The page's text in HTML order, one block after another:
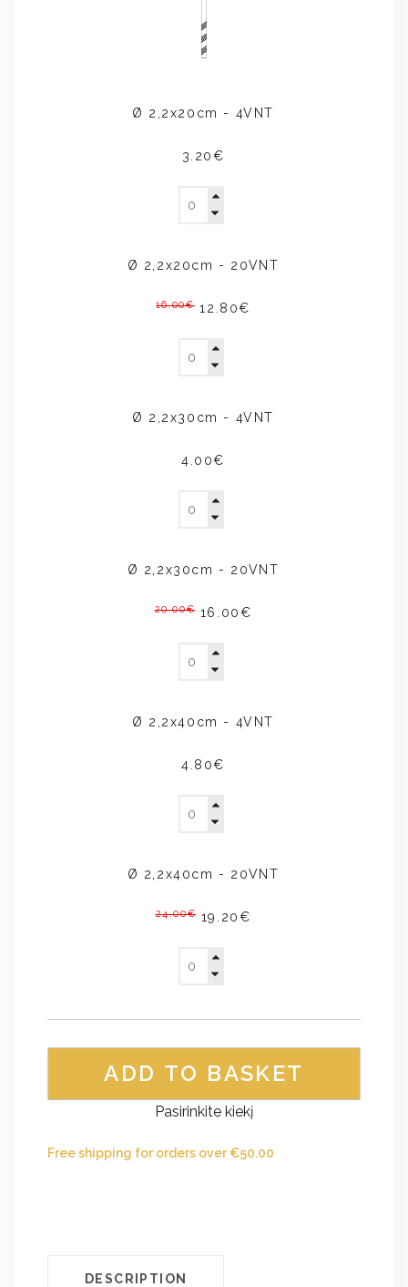
Ø 2,2x20cm - 4VNT
3.20€
Ø 2,2x20cm - 20VNT
16.00€12.80€
Ø 2,2x30cm - 4VNT
4.00€
Ø 2,2x30cm - 20VNT
20.00€16.00€
Ø 2,2x40cm - 4VNT
4.80€
Ø 2,2x40cm - 20VNT
24.00€19.20€
ADD TO BASKET
Free shipping for orders over€50.00
Pasirinkite kiekį
DESCRIPTION